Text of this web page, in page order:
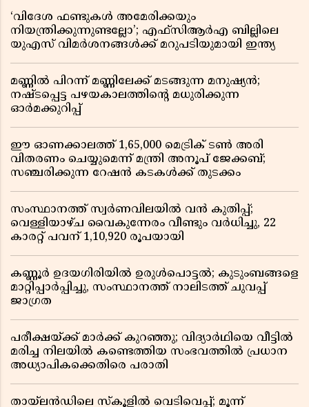
‘വിദേശ ഫണ്ടുകൾ അമേരിക്കയും
നിയന്ത്രിക്കുന്നുണ്ടല്ലോ’; എഫ്സിആർഎ ബില്ലിലെ
യുഎസ് വിമർശനങ്ങൾക്ക് മറുപടിയുമായി ഇന്ത്യ
മണ്ണിൽ പിറന്ന് മണ്ണിലേക്ക് മടങ്ങുന്ന മനുഷ്യൻ;
നഷ്ടപ്പെട്ട പഴയകാലത്തിൻ്റെ മധുരിക്കുന്ന
ഓർമക്കുറിപ്പ്
ഈ ഓണക്കാലത്ത് 1,65,000 മെട്രിക് ടൺ അരി
വിതരണം ചെയ്യുമെന്ന് മന്ത്രി അനൂപ് ജേക്കബ്;
സഞ്ചരിക്കുന്ന റേഷൻ കടകൾക്ക് തുടക്കം
സംസ്ഥാനത്ത് സ്വർണവിലയിൽ വൻ കുതിപ്പ്;
വെള്ളിയാഴ്ച വൈകുന്നേരം വീണ്ടും വർധിച്ചു, 22
കാരറ്റ് പവന് 1,10,920 രൂപയായി
കണ്ണൂർ ഉദയഗിരിയിൽ ഉരുൾപൊട്ടൽ; കുടുംബങ്ങളെ
മാറ്റിപ്പാർപ്പിച്ചു, സംസ്ഥാനത്ത് നാലിടത്ത് ചുവപ്പ്
ജാഗ്രത
പരീക്ഷയ്ക്ക് മാർക്ക് കുറഞ്ഞു; വിദ്യാർഥിയെ വീട്ടിൽ
മരിച്ച നിലയിൽ കണ്ടെത്തിയ സംഭവത്തിൽ പ്രധാന
അധ്യാപികക്കെതിരെ പരാതി
തായ്‌ലൻഡിലെ സ്‌കൂളിൽ വെടിവെപ്പ്; മൂന്ന്